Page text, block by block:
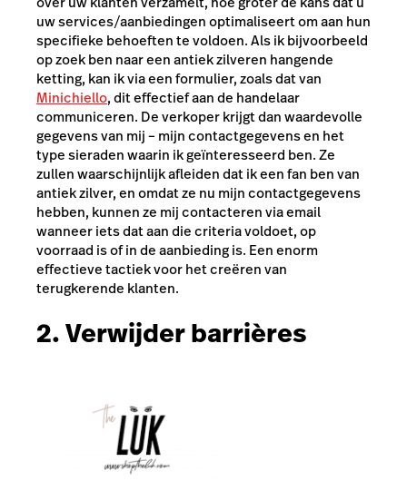
uw services/aanbiedingen optimaliseert om aan hun
specifieke behoeften te voldoen. Als ik bijvoorbeeld
op zoek ben naar een antiek zilveren hangende
ketting, kan ik via een formulier, zoals dat van
Minichiello, dit effectief aan de handelaar
communiceren. De verkoper krijgt dan waardevolle
gegevens van mij – mijn contactgegevens en het
type sieraden waarin ik geïnteresseerd ben. Ze
zullen waarschijnlijk afleiden dat ik een fan ben van
antiek zilver, en omdat ze nu mijn contactgegevens
hebben, kunnen ze mij contacteren via email
wanneer iets dat aan die criteria voldoet, op
voorraad is of in de aanbieding is. Een enorm
effectieve tactiek voor het creëren van
terugkerende klanten.
2. Verwijder barrières